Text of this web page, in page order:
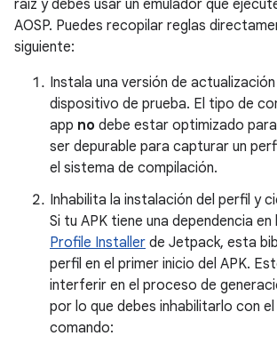
raíz y debes usar un emulador que
AOSP. Puedes recopilar reglas
siguiente:
Instala una versión de
dispositivo de prueba. El tipo de
app no debe estar optimizado
ser depurable para capturar un
el sistema de compilación.
Inhabilita la instalación del perfil y
Si tu APK tiene una dependencia
Profile Installer de Jetpack, esta
perfil en el primer inicio del APK.
interferir en el proceso de
por lo que debes inhabilitarlo con
comando: